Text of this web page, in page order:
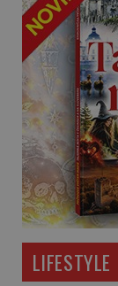
LIFESTYLE